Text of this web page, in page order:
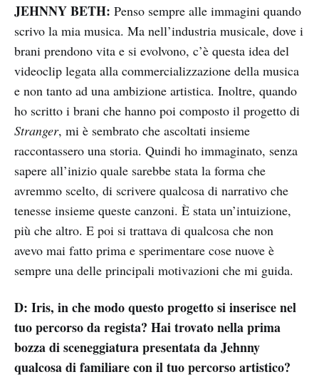
JEHNNY BETH: Penso sempre alle immagini quando
scrivo la mia musica. Ma nell’industria musicale, dove i
brani prendono vita e si evolvono, c’è questa idea del
videoclip legata alla commercializzazione della musica
e non tanto ad una ambizione artistica. Inoltre, quando
ho scritto i brani che hanno poi composto il progetto di
Stranger, mi è sembrato che ascoltati insieme
raccontassero una storia. Quindi ho immaginato, senza
sapere all’inizio quale sarebbe stata la forma che
avremmo scelto, di scrivere qualcosa di narrativo che
tenesse insieme queste canzoni. È stata un’intuizione,
più che altro. E poi si trattava di qualcosa che non
avevo mai fatto prima e sperimentare cose nuove è
sempre una delle principali motivazioni che mi guida.
D: Iris, in che modo questo progetto si inserisce nel
tuo percorso da regista? Hai trovato nella prima
bozza di sceneggiatura presentata da Jehnny
qualcosa di familiare con il tuo percorso artistico?